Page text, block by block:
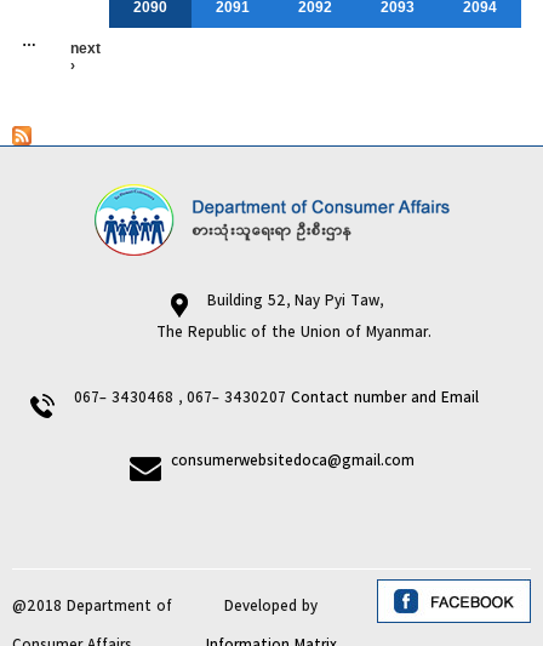
2090 2091 2092 2093
2094
…
next
›
Building 52, Nay Pyi Taw,
The Republic of the Union of Myanmar.
067- 3430468 , 067- 3430207 Contact number and Email
consumerwebsitedoca@gmail.com
@2018 Department of
Developed by